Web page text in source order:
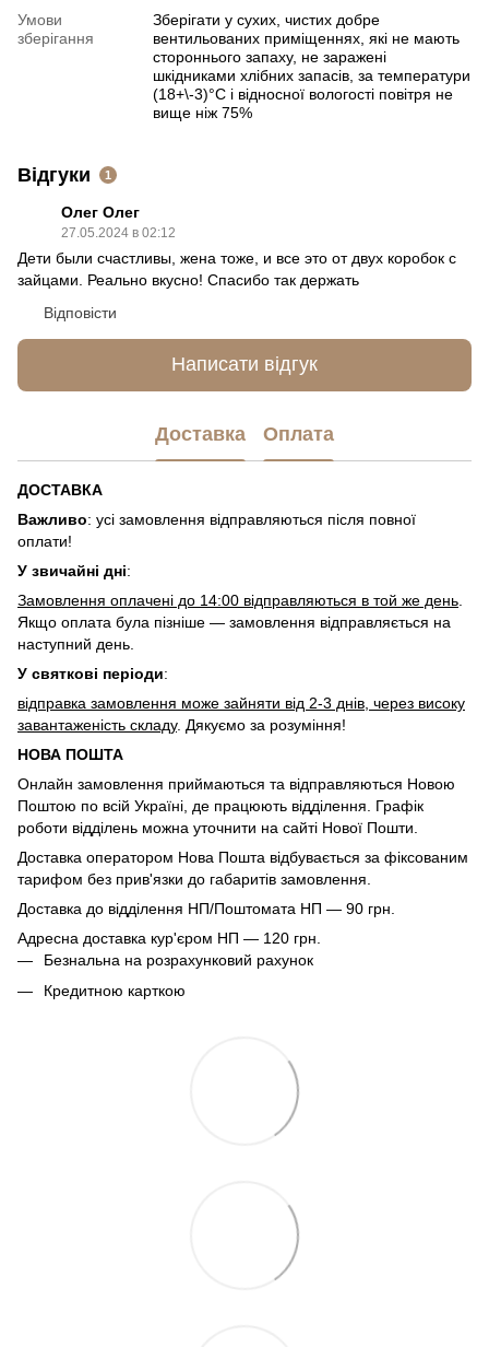
Умови
зберігання
Зберігати у сухих, чистих добре
вентильованих приміщеннях, які не мають
стороннього запаху, не заражені
шкідниками хлібних запасів, за температури
(18+\-3)°С і відносної вологості повітря не
вище ніж 75%
Відгуки 1
Олег Олег
27.05.2024 в 02:12
Дети были счастливы, жена тоже, и все это от двух коробок с
зайцами. Реально вкусно! Спасибо так держать
Відповісти
Написати відгук
Доставка Оплата
ДОСТАВКА
Важливо: усі замовлення відправляються після повної
оплати!
У звичайні дні:
Замовлення оплачені до 14:00 відправляються в той же день
Якщо оплата була пізніше — замовлення відправляється на
наступний день.
У святкові періоди:
відправка замовлення може зайняти від 2-3 днів, через високу
завантаженість складу. Дякуємо за розуміння!
НОВА ПОШТА
Онлайн замовлення приймаються та відправляються Новою
Поштою по всій Україні, де працюють відділення. Графік
роботи відділень можна уточнити на сайті Нової Пошти.
Доставка оператором Нова Пошта відбувається за фіксованим
тарифом без прив'язки до габаритів замовлення.
Доставка до відділення НП/Поштомата НП — 90 грн.
Адресна доставка кур'єром НП — 120 грн.
Безнальна на розрахунковий рахунок
Кредитною карткою